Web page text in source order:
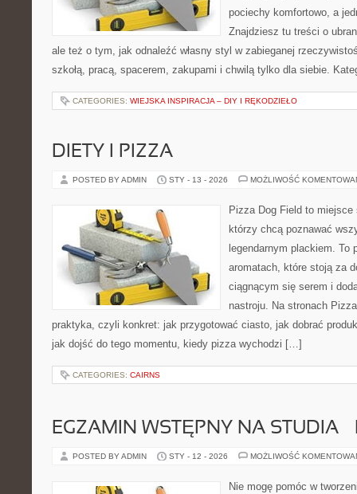
pociechy komfortowo, a
Znajdziesz tu treści o
ale też o tym, jak odnaleźć własny styl w zabieganej
szkołą, pracą, spacerem, zakupami i chwilą tylko dla siebie.
CATEGORIES: WIEJSKA INSPIRACJA – DIY I RĘKODZIEŁO
DIETY I PIZZA
POSTED BY ADMIN STY - 13 - 2026 MOŻLIWOŚĆ
Pizza Dog Field to
którzy chcą poznawać
legendarnym plackiem. To
aromatach, które stoją za
ciągnącym się serem i
nastroju. Na stronach
praktyka, czyli konkret: jak przygotować ciasto, jak dobrać
jak dojść do tego momentu, kiedy pizza wychodzi […]
CATEGORIES: CAIRNS
EGZAMIN WSTĘPNY NA STUDIA
POSTED BY ADMIN STY - 12 - 2026 MOŻLIWOŚĆ
Nie mogę pomóc w